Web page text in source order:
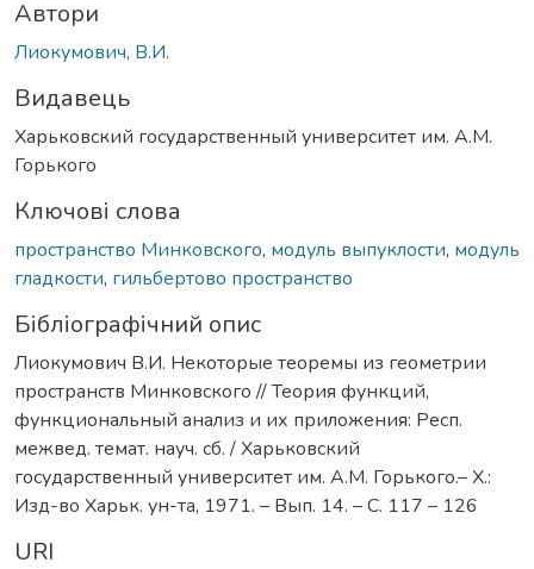
Автори
Лиокумович, В.И.
Видавець
Харьковский государственный университет им. А.М.
Горького
Ключові слова
пространство Минковского, модуль выпуклости, модуль
гладкости, гильбертово пространство
Бібліографічний опис
Лиокумович B.И. Некоторые теоремы из геометрии
пространств Минковского // Теория функций,
функциональный анализ и их приложения: Респ.
межвед. темат. науч. сб. / Харьковский
государственный университет им. А.М. Горького.– Х.:
Изд-во Харьк. ун-та, 1971. – Вып. 14. – С. 117 – 126
URI